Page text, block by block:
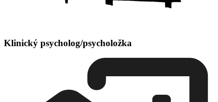
Klinický psycholog/psycholožka